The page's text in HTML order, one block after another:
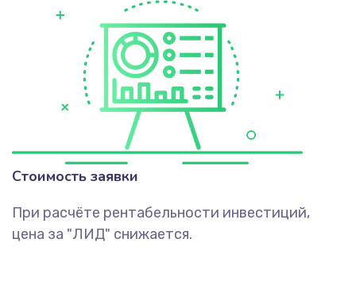
Стоимость заявки
При расчёте рентабельности инвестиций,
цена за "ЛИД" снижается.